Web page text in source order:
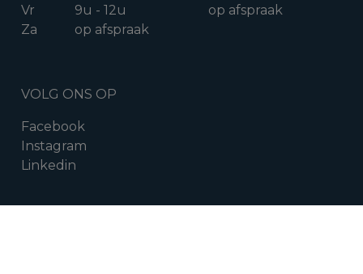
Vr
9u - 12u
op afspraak
Za
op afspraak
VOLG ONS OP
Facebook
Instagram
Linkedin